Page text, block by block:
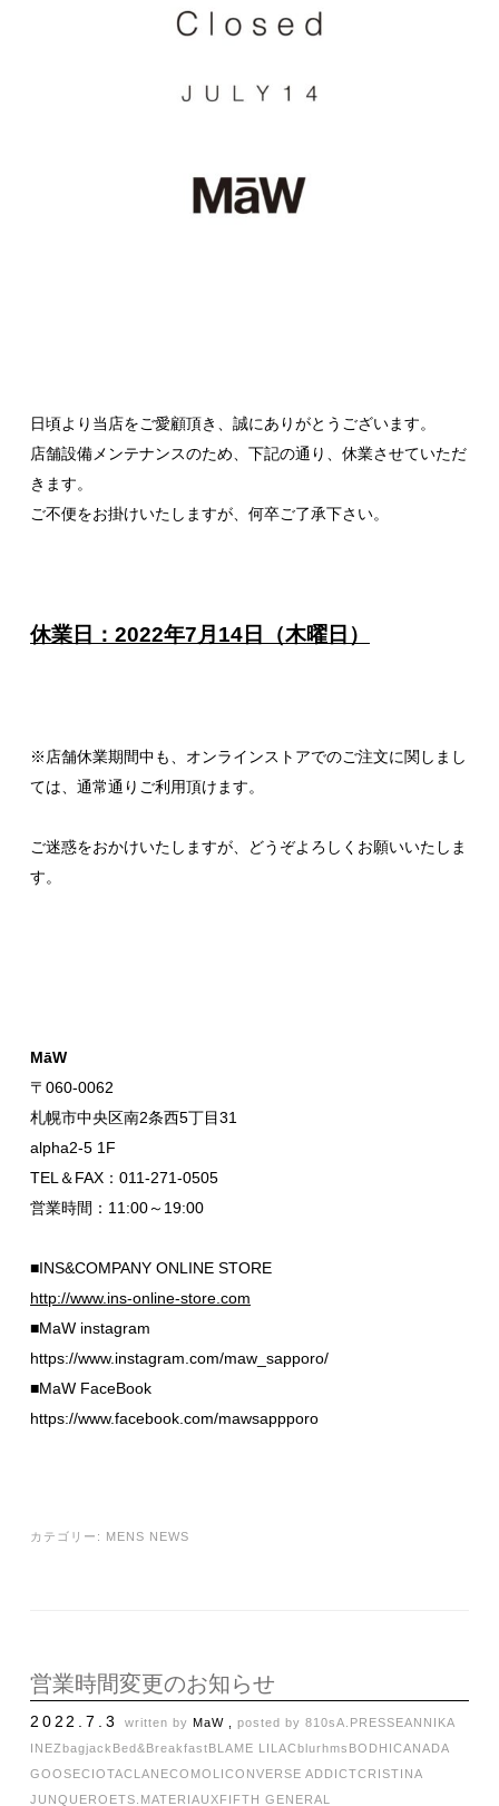
日頃より当店をご愛顧頂き、誠にありがとうございます。
店舗設備メンテナンスのため、下記の通り、休業させていただ
きます。
ご不便をお掛けいたしますが、何卒ご了承下さい。
休業日：2022年7月14日（木曜日）
※店舗休業期間中も、オンラインストアでのご注文に関しまし
ては、通常通りご利用頂けます。
ご迷惑をおかけいたしますが、どうぞよろしくお願いいたしま
す。
MāW
〒060-0062
札幌市中央区南2条西5丁目31
alpha2-5 1F
TEL＆FAX：011-271-0505
営業時間：11:00～19:00
■INS&COMPANY ONLINE STORE
http://www.ins-online-store.com
■MaW instagram
https://www.instagram.com/maw_sapporo/
■MaW FaceBook
https://www.facebook.com/mawsappporo
カテゴリー: MENS NEWS
営業時間変更のお知らせ
2022.7.3written byMaW ,posted by810sA.PRESSEANNIKA
INEZbagjack Bed&BreakfastBLAME LILACblurhms BODHICANADA
GOOSECIOTACLANECOMOLICONVERSE ADDICTCRISTINA
JUNQUERO ETS.MATERIAUXFIFTH GENERAL